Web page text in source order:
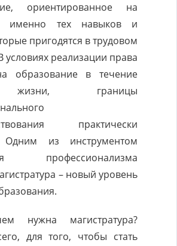
ориентированное на
именно тех навыков и
пригодятся в трудовом
условиях реализации права
образование в течение
границы
практически
Одним из инструментом
профессионализма
– новый уровень
нужна магистратура?
для того, чтобы стать